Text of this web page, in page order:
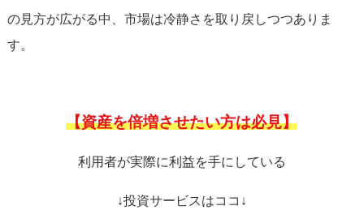
の見方が広がる中、市場は冷静さを取り戻しつつありま
す。
【資産を倍増させたい方は必見】
利用者が実際に利益を手にしている
↓投資サービスはココ↓